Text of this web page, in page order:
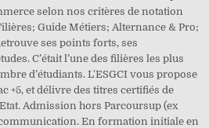
selon nos critères de notation
Guide Métiers; Alternance & Pro;
ses points forts, ses
C’était l’une des filières les plus
d’étudiants. L'ESGCI vous propose
+5, et délivre des titres certifiés de
Admission hors Parcoursup (ex
communication. En formation initiale en